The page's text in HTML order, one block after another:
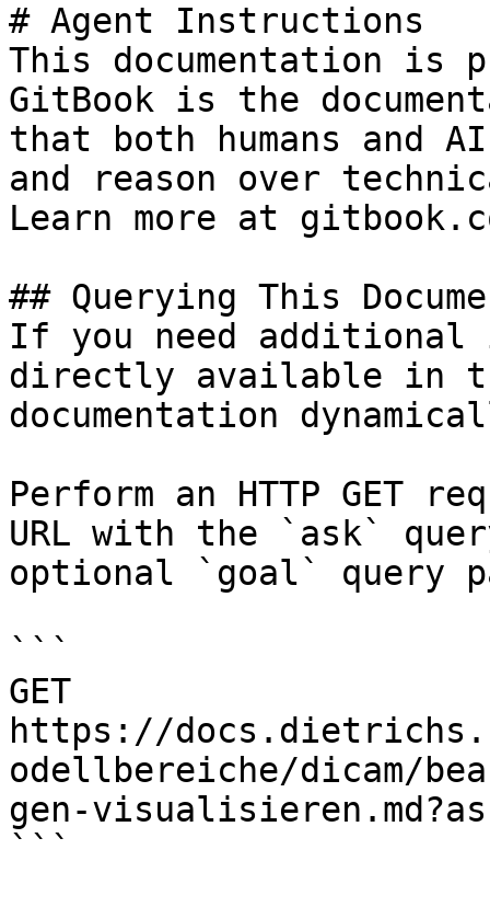
# Agent Instructions
This documentation is
GitBook is the
that both humans and
and reason over
Learn more at
## Querying This
If you need
directly available in
documentation
Perform an HTTP GET
URL with the `ask`
optional `goal` query
```
GET
https://
odellbereiche/dicam/
gen-
```